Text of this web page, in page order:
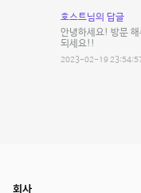
호스트님의 답글
안녕하세요! 방문
되세요!!
2023-02-19
회사